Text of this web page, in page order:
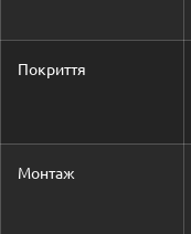
Покриття
Монтаж